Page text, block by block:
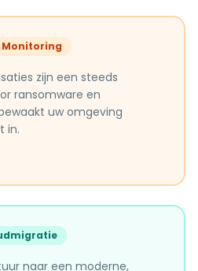
Monitoring
zijn een steeds
ransomware en
uw omgeving
in.
naar een moderne,